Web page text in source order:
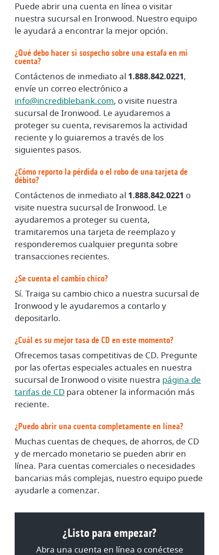
Puede abrir una cuenta en línea o visitar
nuestra sucursal en Ironwood. Nuestro equipo
le ayudará a encontrar la mejor opción.
¿Qué debo hacer si sospecho sobre una estafa en mi
cuenta?
Contáctenos de inmediato al 1.888.842.0221,
envíe un correo electrónico a
info@incrediblebank.com, o visite nuestra
sucursal de Ironwood. Le ayudaremos a
proteger su cuenta, revisaremos la actividad
reciente y lo guiaremos a través de los
siguientes pasos.
¿Cómo reporto la pérdida o el robo de una tarjeta de
débito?
Contáctenos de inmediato al 1.888.842.0221 o
visite nuestra sucursal de Ironwood. Le
ayudaremos a proteger su cuenta,
tramitaremos una tarjeta de reemplazo y
responderemos cualquier pregunta sobre
transacciones recientes.
¿Se cuenta el cambio chico?
Sí. Traiga su cambio chico a nuestra sucursal de
Ironwood y le ayudaremos a contarlo y
depositarlo.
¿Cuál es su mejor tasa de CD en este momento?
Ofrecemos tasas competitivas de CD. Pregunte
por las ofertas especiales actuales en nuestra
sucursal de Ironwood o visite nuestra página de
tarifas de CD para obtener la información más
reciente.
¿Puedo abrir una cuenta completamente en línea?
Muchas cuentas de cheques, de ahorros, de CD
y de mercado monetario se pueden abrir en
línea. Para cuentas comerciales o necesidades
bancarias más complejas, nuestro equipo puede
ayudarle a comenzar.
¿Listo para empezar?
Abra una cuenta en línea o conéctese